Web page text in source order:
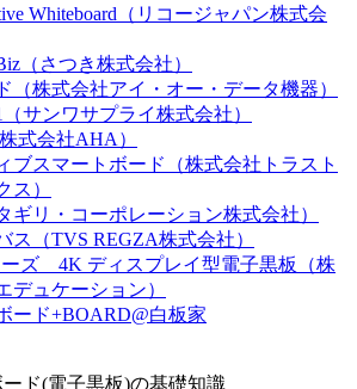
Whiteboard（リコージャパン株式会
（さつき株式会社）
（株式会社アイ・オー・データ機器）
サンワサプライ株式会社）
式会社AHA）
ブスマートボード（株式会社トラスト
ス）
ギリ・コーポレーション株式会社）
ス（TVS REGZA株式会社）
ーズ 4K ディスプレイ型電子黒板（株
デュケーション）
ード+BOARD@白板家
ド(電子黒板)の基礎知識